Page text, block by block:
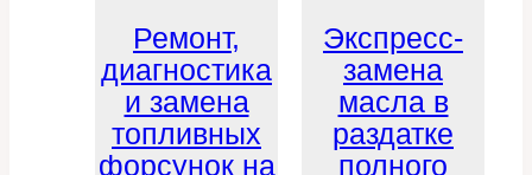
Ремонт,
диагностика
и замена
топливных
форсунок на
Экспресс-
замена
масла в
раздатке
полного